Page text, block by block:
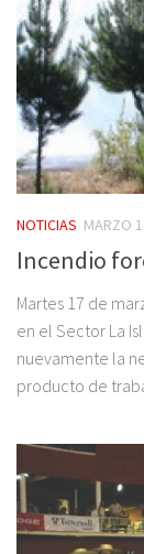
NOTICIAS MARZO
Incendio
Martes 17 de
en el Sector La
nuevamente la
producto de